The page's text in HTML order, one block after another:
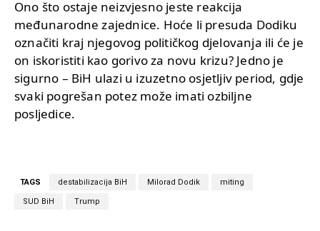
Ono što ostaje neizvjesno jeste reakcija
međunarodne zajednice. Hoće li presuda Dodiku
označiti kraj njegovog političkog djelovanja ili će je
on iskoristiti kao gorivo za novu krizu? Jedno je
sigurno – BiH ulazi u izuzetno osjetljiv period, gdje
svaki pogrešan potez može imati ozbiljne
posljedice.
TAGS destabilizacija BiH Milorad Dodik miting
SUD BiH Trump